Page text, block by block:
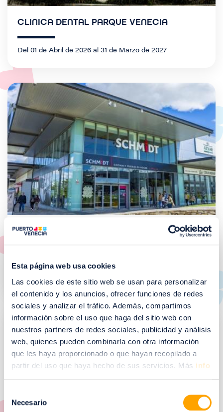
Esta página web usa cookies
Las cookies de este sitio web se usan para personalizar
el contenido y los anuncios, ofrecer funciones de redes
sociales y analizar el tráfico. Además, compartimos
información sobre el uso que haga del sitio web con
nuestros partners de redes sociales, publicidad y análisis
web, quienes pueden combinarla con otra información
que les haya proporcionado o que hayan recopilado a
partir del uso que haya hecho de sus servicios. Más info
Necesario
CLINICA DENTAL PARQUE VENECIA
Del 01 de Abril de 2026 al 31 de Marzo de 2027
COCINAS SCHMIDT
COCINAS SCHMIDT